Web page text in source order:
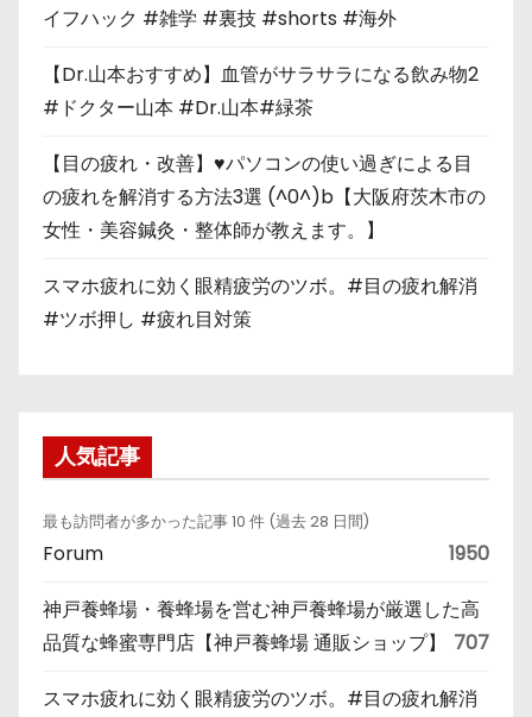
イフハック #雑学 #裏技 #shorts #海外
【Dr.山本おすすめ】血管がサラサラになる飲み物2
#ドクター山本 #Dr.山本#緑茶
【目の疲れ・改善】♥パソコンの使い過ぎによる目
の疲れを解消する方法3選 (^0^)b【大阪府茨木市の
女性・美容鍼灸・整体師が教えます。】
スマホ疲れに効く眼精疲労のツボ。#目の疲れ解消
#ツボ押し #疲れ目対策
人気記事
最も訪問者が多かった記事 10 件 (過去 28 日間)
Forum 1950
神戸養蜂場・養蜂場を営む神戸養蜂場が厳選した高
品質な蜂蜜専門店【神戸養蜂場 通販ショップ】
707
スマホ疲れに効く眼精疲労のツボ。#目の疲れ解消